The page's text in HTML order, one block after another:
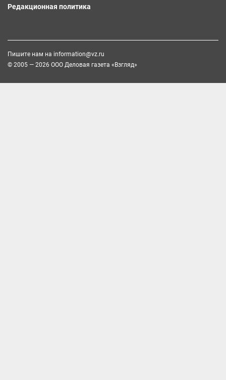
Редакционная политика
Пишите нам на information@vz.ru
© 2005 — 2026 ООО Деловая газета «Взгляд»